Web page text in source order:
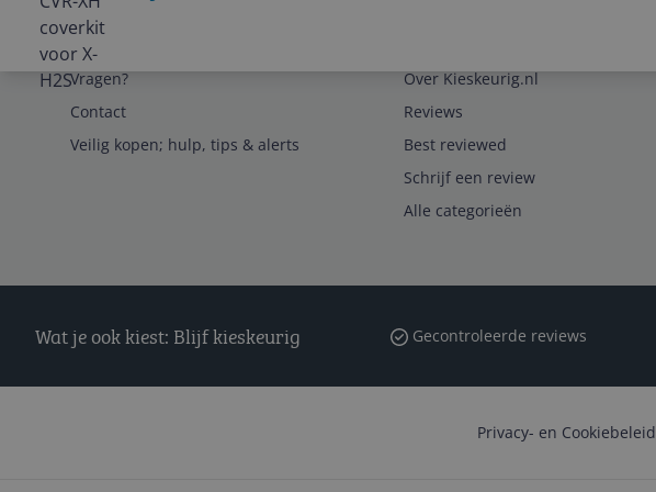
Service
Vragen?
Contact
Veilig kopen; hulp, tips & alerts
Over Kieskeurig.nl
Reviews
Best reviewed
Schrijf een review
Alle categorieën
Wat je ook kiest: Blijf kieskeurig Gecontroleerde reviews
Privacy- en Cookiebeleid